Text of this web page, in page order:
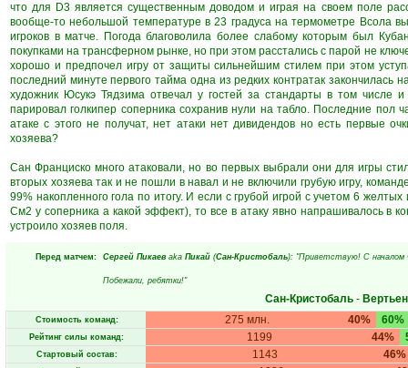
что для D3 является существенным доводом и играя на своем поле
вообще-то небольшой температуре в 23 градуса на термометре Всола
игроков в матче. Погода благоволила более слабому которым был
покупками на трансферном рынке, но при этом расстались с парой не
хорошо и предпочел игру от защиты сильнейшим стилем при этом
последний минуте первого тайма одна из редких контратак
художник Юсукэ Тядзима отвечал у гостей за стандарты в том числе
парировал голкипер соперника сохранив нули на табло. Последние пол
атаке с этого не получат, нет атаки нет дивидендов но есть первые
хозяева?
Сан Франциско много атаковали, но во первых выбрали они для игры
вторых хозяева так и не пошли в навал и не включили грубую игру,
99% накопленного гола по итогу. И если с грубой игрой с учетом 6
См2 у соперника а какой эффект), то все в атаку явно напрашивалось в
устроило хозяев поля.
Перед матчем: Сергей Пикаев aka Пикай (Сан-Кристобаль): "Приветствую! С началом
Побежали, ребятки!"
Сан-Кристобаль-
Стоимость команд: 40%
275 млн. 60%
Рейтинг силы команд: 44%
1199
Стартовый состав: 46%
1143